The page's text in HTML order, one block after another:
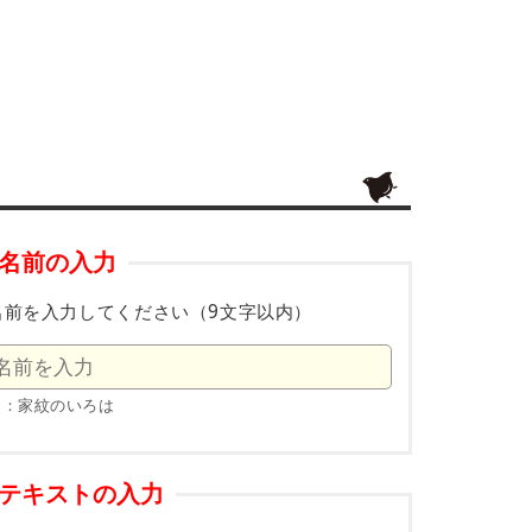
前の入力
を入力してください（9文字以内）
家紋のいろは
キストの入力